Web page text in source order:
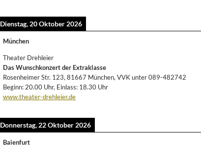
Dienstag, 20 Oktober 2026
München
Theater Drehleier
Das Wunschkonzert der Extraklasse
Rosenheimer Str. 123, 81667 München, VVK unter 089-482742
Beginn: 20.00 Uhr, Einlass: 18.30 Uhr
www.theater-drehleier.de
Donnerstag, 22 Oktober 2026
Baienfurt